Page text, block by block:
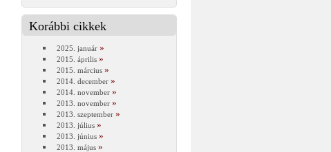
Korábbi cikkek
2025. január
2015. április
2015. március
2014. december
2014. november
2013. november
2013. szeptember
2013. július
2013. június
2013. május